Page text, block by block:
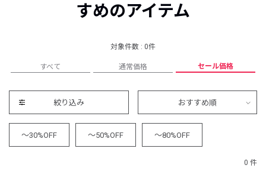
すめのアイテム
対象件数 : 0件
すべて 通常価格 セール価格
絞り込み おすすめ順
～30%OFF ～50%OFF ～80%OFF
0 件